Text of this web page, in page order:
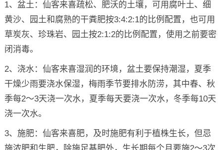
1、盆土：仙客来喜疏松、肥沃的土壤，可用腐叶土、细
黄沙、园土和腐熟的干粪肥按3:4:2:1的比例配置，也可用
草炭灰、珍珠岩、园土按2:1:2的比例配置，使用之前要密
闭消毒。
2、浇水：仙客来喜湿润的环境，盆土要保持潮湿，夏季
干燥少雨要浇水保湿，梅雨季节要排水防涝，其中春、秋
季每2～3天浇一次水，夏季每天要浇一次水，冬季每10天
浇一次水。
3、施肥：仙客来喜肥，及时施肥有利于植株生长，但忌
施浓肥和生肥，除施足基肥外，生长期每个月要施2～3次